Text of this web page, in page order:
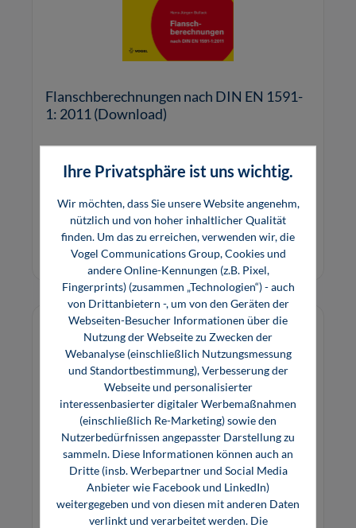
Flanschberechnungen nach DIN EN 1591-
1: 2011 (Download)
Tragfähigkeit und Dichtheit von
Prüfung und Betrieb.
298,00 €*
Download
Risikobeurteilung und Betriebsanleitung
Ihre Privatsphäre ist uns wichtig.
Wir möchten, dass Sie unsere Website angenehm,
nützlich und von hoher inhaltlicher Qualität
finden. Um das zu erreichen, verwenden wir, die
Vogel Communications Group, Cookies und
andere Online-Kennungen (z.B. Pixel,
Fingerprints) (zusammen „Technologien“) - auch
von Drittanbietern -, um von den Geräten der
Webseiten-Besucher Informationen über die
Nutzung der Webseite zu Zwecken der
Webanalyse (einschließlich Nutzungsmessung
und Standortbestimmung), Verbesserung der
Webseite und personalisierter
interessenbasierter digitaler Werbemaßnahmen
(einschließlich Re-Marketing) sowie den
Nutzerbedürfnissen angepasster Darstellung zu
sammeln. Diese Informationen können auch an
Dritte (insb. Werbepartner und Social Media
Anbieter wie Facebook und LinkedIn)
weitergegeben und von diesen mit anderen Daten
verlinkt und verarbeitet werden. Die